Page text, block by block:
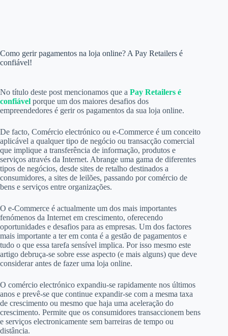
Como gerir pagamentos na loja online? A Pay Retailers é
confiável!
No título deste post mencionamos que a Pay Retailers é
confiável porque um dos maiores desafios dos
empreendedores é gerir os pagamentos da sua loja online.
De facto, Comércio electrónico ou e-Commerce é um conceito
aplicável a qualquer tipo de negócio ou transacção comercial
que implique a transferência de informação, produtos e
serviços através da Internet. Abrange uma gama de diferentes
tipos de negócios, desde sites de retalho destinados a
consumidores, a sites de leilões, passando por comércio de
bens e serviços entre organizações.
O e-Commerce é actualmente um dos mais importantes
fenómenos da Internet em crescimento, oferecendo
oportunidades e desafios para as empresas. Um dos factores
mais importante a ter em conta é a gestão de pagamentos e
tudo o que essa tarefa sensível implica. Por isso mesmo este
artigo debruça-se sobre esse aspecto (e mais alguns) que deve
considerar antes de fazer uma loja online.
O comércio electrónico expandiu-se rapidamente nos últimos
anos e prevê-se que continue expandir-se com a mesma taxa
de crescimento ou mesmo que haja uma aceleração do
crescimento. Permite que os consumidores transaccionem bens
e serviços electronicamente sem barreiras de tempo ou
distância.